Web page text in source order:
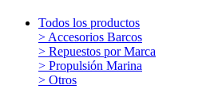
Todos los productos
> Accesorios Barcos
> Repuestos por Marca
> Propulsión Marina
> Otros